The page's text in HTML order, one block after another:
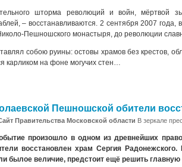
шторма революций и войн, мёртвой
– восстанавливаются. 2 сентября 2007
Пешношского монастыря, до революции
собою руины: остовы храмов без крестов,
карликом на фоне могучих стен…
Пешношской обители
Правительства Московской области В зеркале
произошло в одном из древнейших
восстановлен храм Сергия
былое величие, предстоит ещё решить